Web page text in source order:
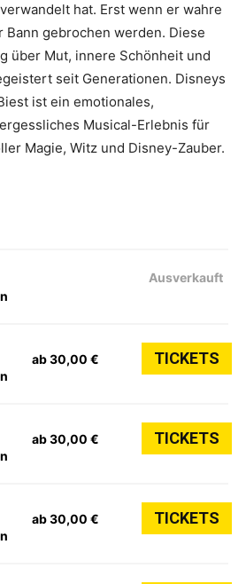
hat. Erst wenn er wahre
Bann gebrochen werden. Diese
über Mut, innere Schönheit und
seit Generationen. Disneys
ist ein emotionales,
Musical-Erlebnis für
Magie, Witz und Disney-Zauber.
Ausverkauft
ab 30,00 € TICKETS
ab 30,00 € TICKETS
ab 30,00 € TICKETS